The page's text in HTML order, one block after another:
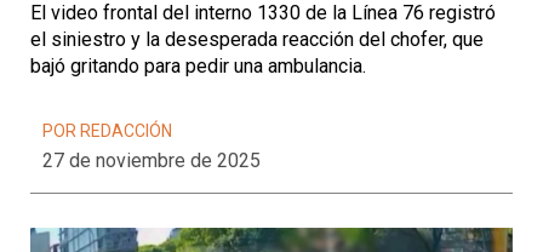
El video frontal del interno 1330 de la Línea 76 registró
el siniestro y la desesperada reacción del chofer, que
bajó gritando para pedir una ambulancia.
POR REDACCIÓN
27 de noviembre de 2025